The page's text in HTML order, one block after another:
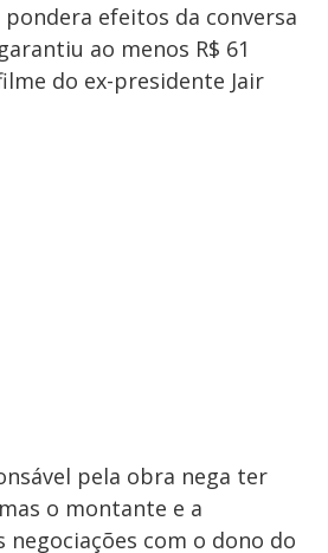
efeitos da conversa
ao menos R$ 61
do ex-presidente Jair
pela obra nega ter
o montante e a
negociações com o dono do